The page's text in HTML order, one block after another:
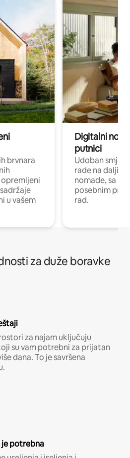
brvnara
u vašem
Digitalni
putnici
Udoban
rade na
nomade, sa
posebnim
rad.
za duže boravke
za najam uključuju
su vam potrebni za prijatan
dana. To je savršena
je potrebna